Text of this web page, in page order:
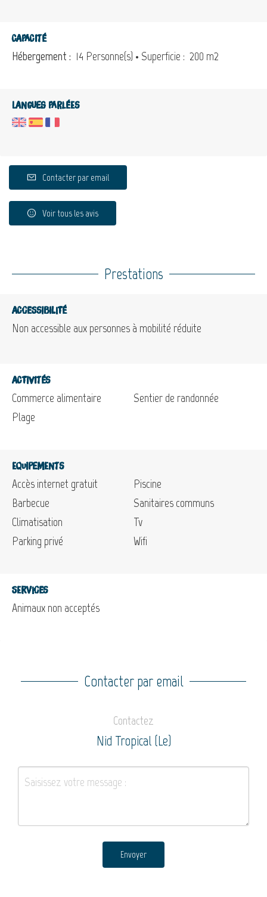
Capacité
Hébergement : 14 Personne(s) • Superficie : 200 m2
Langues parlées
Contacter par email
Voir tous les avis
Prestations
Accessibilité
Non accessible aux personnes à mobilité réduite
Activités
Commerce alimentaire
Plage
Sentier de randonnée
Equipements
Accès internet gratuit
Barbecue
Climatisation
Parking privé
Piscine
Sanitaires communs
Tv
Wifi
Services
Animaux non acceptés
Contacter par email
Contactez
Nid Tropical (Le)
Envoyer